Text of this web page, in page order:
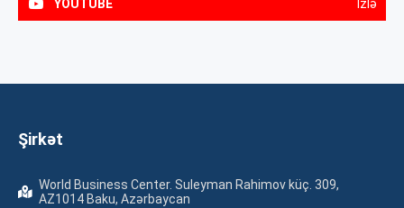
YOUTUBE İzlə
Şirkət
World Business Center. Suleyman Rahimov küç. 309,
AZ1014 Baku, Azərbaycan